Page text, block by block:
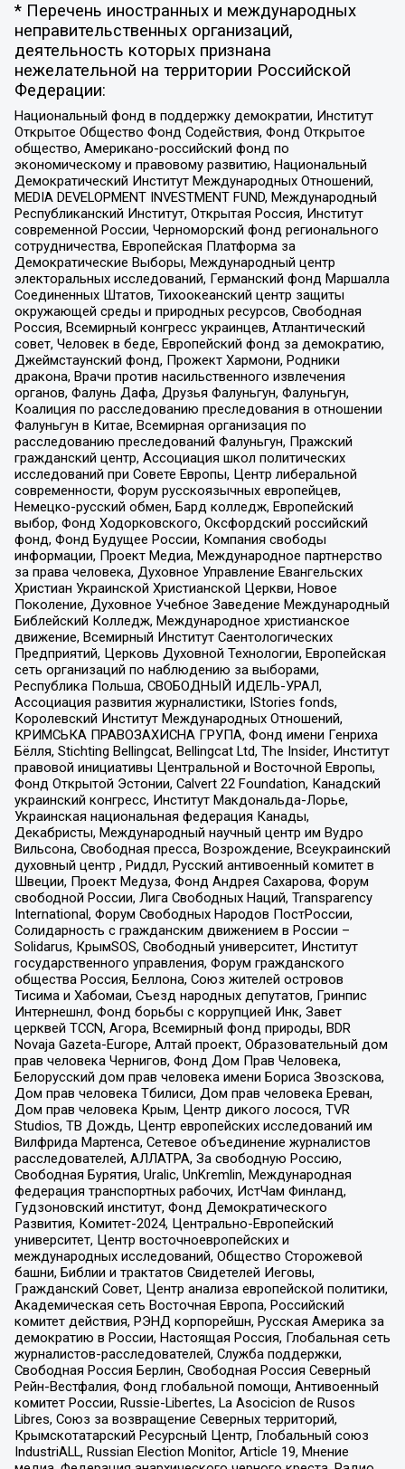
* Перечень иностранных и международных
неправительственных организаций,
деятельность которых признана
нежелательной на территории Российской
Федерации:
Национальный фонд в поддержку демократии, Институт
Открытое Общество Фонд Содействия, Фонд Открытое
общество, Американо-российский фонд по
экономическому и правовому развитию, Национальный
Демократический Институт Международных Отношений,
MEDIA DEVELOPMENT INVESTMENT FUND, Международный
Республиканский Институт, Открытая Россия, Институт
современной России, Черноморский фонд регионального
сотрудничества, Европейская Платформа за
Демократические Выборы, Международный центр
электоральных исследований, Германский фонд Маршалла
Соединенных Штатов, Тихоокеанский центр защиты
окружающей среды и природных ресурсов, Свободная
Россия, Всемирный конгресс украинцев, Атлантический
совет, Человек в беде, Европейский фонд за демократию,
Джеймстаунский фонд, Прожект Хармони, Родники
дракона, Врачи против насильственного извлечения
органов, Фалунь Дафа, Друзья Фалуньгун, Фалуньгун,
Коалиция по расследованию преследования в отношении
Фалуньгун в Китае, Всемирная организация по
расследованию преследований Фалуньгун, Пражский
гражданский центр, Ассоциация школ политических
исследований при Совете Европы, Центр либеральной
современности, Форум русскоязычных европейцев,
Немецко-русский обмен, Бард колледж, Европейский
выбор, Фонд Ходорковского, Оксфордский российский
фонд, Фонд Будущее России, Компания свободы
информации, Проект Медиа, Международное партнерство
за права человека, Духовное Управление Евангельских
Христиан Украинской Христианской Церкви, Новое
Поколение, Духовное Учебное Заведение Международный
Библейский Колледж, Международное христианское
движение, Всемирный Институт Саентологических
Предприятий, Церковь Духовной Технологии, Европейская
сеть организаций по наблюдению за выборами,
Республика Польша, СВОБОДНЫЙ ИДЕЛЬ-УРАЛ,
Ассоциация развития журналистики, IStories fonds,
Королевский Институт Международных Отношений,
КРИМСЬКА ПРАВОЗАХИСНА ГРУПА, Фонд имени Генриха
Бёлля, Stichting Bellingcat, Bellingcat Ltd, The Insider, Институт
правовой инициативы Центральной и Восточной Европы,
Фонд Открытой Эстонии, Calvert 22 Foundation, Канадский
украинский конгресс, Институт Макдональда-Лорье,
Украинская национальная федерация Канады,
Декабристы, Международный научный центр им Вудро
Вильсона, Свободная пресса, Возрождение, Всеукраинский
духовный центр , Риддл, Русский антивоенный комитет в
Швеции, Проект Медуза, Фонд Андрея Сахарова, Форум
свободной России, Лига Свободных Наций, Transparеncy
International, Форум Свободных Народов ПостРоссии,
Солидарность с гражданским движением в России –
Solidarus, КрымSOS, Свободный университет, Институт
государственного управления, Форум гражданского
общества Россия, Беллона, Союз жителей островов
Тисима и Хабомаи, Съезд народных депутатов, Гринпис
Интернешнл, Фонд борьбы с коррупцией Инк, Завет
церквей TCCN, Агора, Всемирный фонд природы, BDR
Novaja Gazeta-Europe, Алтай проект, Образовательный дом
прав человека Чернигов, Фонд Дом Прав Человека,
Белорусский дом прав человека имени Бориса Звозскова,
Дом прав человека Тбилиси, Дом прав человека Ереван,
Дом прав человека Крым, Центр дикого лосося, TVR
Studios, ТВ Дождь, Центр европейских исследований им
Вилфрида Мартенса, Сетевое объединение журналистов
расследователей, АЛЛАТРА, За свободную Россию,
Свободная Бурятия, Uralic, UnKremlin, Международная
федерация транспортных рабочих, ИстЧам Финланд,
Гудзоновский институт, Фонд Демократического
Развития, Комитет-2024, Центрально-Европейский
университет, Центр восточноевропейских и
международных исследований, Общество Сторожевой
башни, Библии и трактатов Свидетелей Иеговы,
Гражданский Совет, Центр анализа европейской политики,
Академическая сеть Восточная Европа, Российский
комитет действия, РЭНД корпорейшн, Русская Америка за
демократию в России, Настоящая Россия, Глобальная сеть
журналистов-расследователей, Служба поддержки,
Свободная Россия Берлин, Свободная Россия Северный
Рейн-Вестфалия, Фонд глобальной помощи, Антивоенный
комитет России, Russie-Libertes, La Asocicion de Rusos
Libres, Союз за возвращение Северных территорий,
Крымскотатарский Ресурсный Центр, Глобальный союз
IndustriALL, Russian Election Monitor, Article 19, Мнение